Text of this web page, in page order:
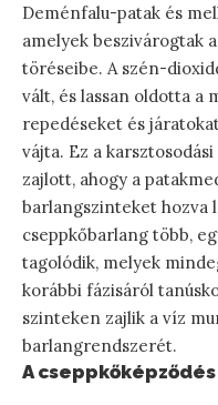
Deménfalu-patak és
amelyek beszivárogtak
töréseibe. A szén-
vált, és lassan oldotta a
repedéseket és
vájta. Ez a
zajlott, ahogy a
barlangszinteket hozva
cseppkőbarlang több,
tagolódik, melyek
korábbi fázisáról
szinteken zajlik a víz
barlangrendszerét.
A